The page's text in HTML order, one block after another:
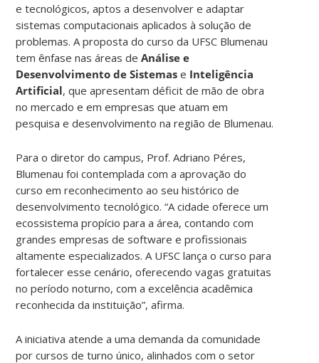
e tecnológicos, aptos a desenvolver e adaptar
sistemas computacionais aplicados à solução de
problemas. A proposta do curso da UFSC Blumenau
tem ênfase nas áreas deAnálise e
Desenvolvimento de Sistemas e Inteligência
Artificial, que apresentam déficit de mão de obra
no mercado e em empresas que atuam em
pesquisa e desenvolvimento na região de Blumenau.
Para o diretor do campus, Prof. Adriano Péres,
Blumenau foi contemplada com a aprovação do
curso em reconhecimento ao seu histórico de
desenvolvimento tecnológico. “A cidade oferece um
ecossistema propício para a área, contando com
grandes empresas de software e profissionais
altamente especializados. A UFSC lança o curso para
fortalecer esse cenário, oferecendo vagas gratuitas
no período noturno, com a excelência acadêmica
reconhecida da instituição”, afirma.
A iniciativa atende a uma demanda da comunidade
por cursos de turno único, alinhados com o setor